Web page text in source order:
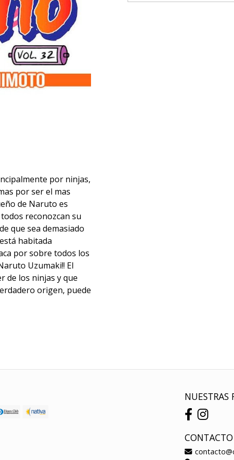
por ninjas,
por ser el mas
de Naruto es
reconozcan su
que sea demasiado
habitada
por sobre todos los
Uzumaki!! El
de los ninjas y que
origen, puede
NUESTRAS
CONTACTO